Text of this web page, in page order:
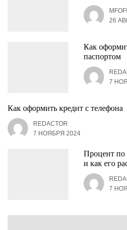
26
Как
паспортом
7
Как оформить кредит с телефона
REDACTOR
7 НОЯБРЯ 2024
Процент по
и как его
7